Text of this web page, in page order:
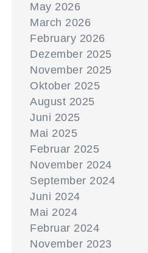
May 2026
March 2026
February 2026
Dezember 2025
November 2025
Oktober 2025
August 2025
Juni 2025
Mai 2025
Februar 2025
November 2024
September 2024
Juni 2024
Mai 2024
Februar 2024
November 2023